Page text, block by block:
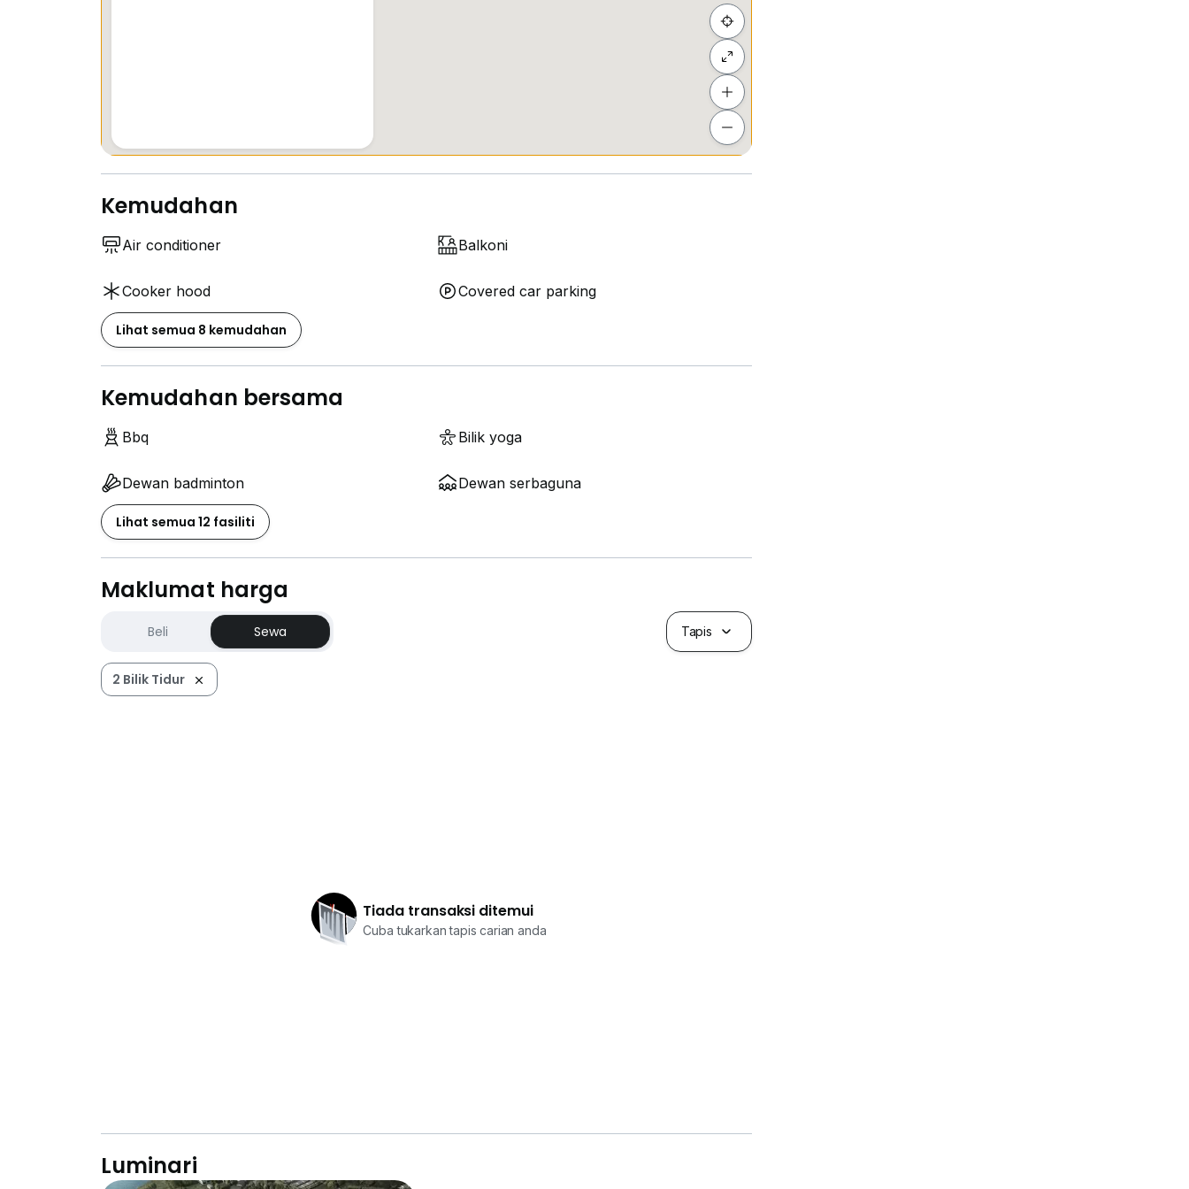
Kemudahan
Air conditioner Balkoni
Cooker hood Covered car parking
Lihat semua 8 kemudahan
Kemudahan bersama
Bbq Bilik yoga
Dewan badminton Dewan serbaguna
Lihat semua 12 fasiliti
Maklumat harga
Beli Sewa Tapis
2 Bilik Tidur
Tiada transaksi ditemui
Cuba tukarkan tapis carian anda
Luminari